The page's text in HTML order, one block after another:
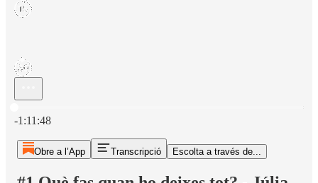
-1:11:48
Obre a l’App Transcripció Escolta a través de...